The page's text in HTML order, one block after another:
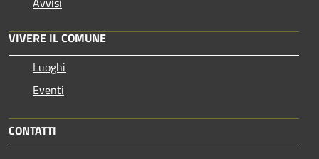
VIVERE IL COMUNE
Luoghi
Eventi
CONTATTI